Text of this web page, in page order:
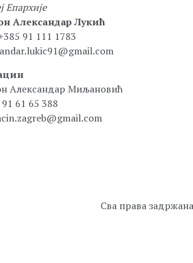
Епархије
Александар Лукић
91 111 1783
Александар Миљановић
61 65 388
Сва права